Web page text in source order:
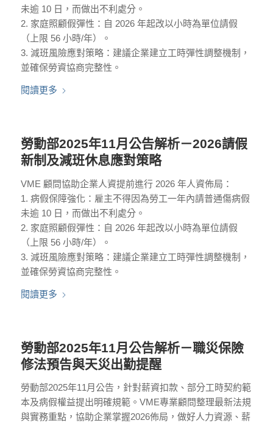
未逾 10 日，而做出不利處分。
2. 家庭照顧假彈性：自 2026 年起改以小時為單位請假
（上限 56 小時/年）。
3. 減班風險應對策略：建議企業建立工時彈性調整機制，
並確保勞資協商完整性。
閱讀更多
勞動部2025年11月公告解析－2026請假
新制及減班休息應對策略
VME 顧問協助企業人資提前進行 2026 年人資佈局：
1. 病假保障強化：雇主不得因為勞工一年內請普通傷病假
未逾 10 日，而做出不利處分。
2. 家庭照顧假彈性：自 2026 年起改以小時為單位請假
（上限 56 小時/年）。
3. 減班風險應對策略：建議企業建立工時彈性調整機制，
並確保勞資協商完整性。
閱讀更多
勞動部2025年11月公告解析－職災保險
修法預告與天災出勤提醒
勞動部2025年11月公告，針對薪資扣款、部分工時契約範
本及病假權益提出明確規範。VME專業顧問整理最新法規
與實務重點，協助企業掌握2026佈局，做好人力資源、薪